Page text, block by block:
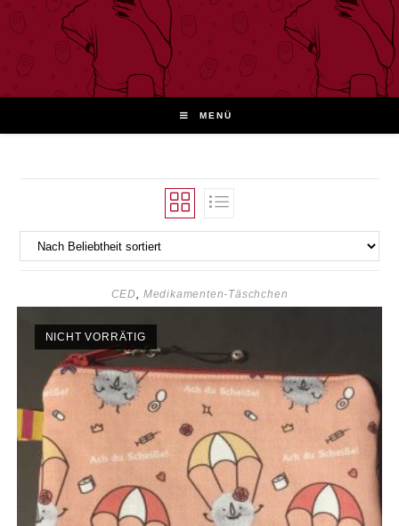
Zum
Inhalt
springen
MENÜ
CED, Medikamenten-Täschchen
NICHT VORRÄTIG